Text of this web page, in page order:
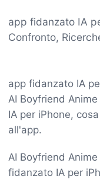
app fidanzato IA
Confronto,
app fidanzato IA
AI Boyfriend
IA per iPhone,
all'app.
AI Boyfriend
fidanzato IA per